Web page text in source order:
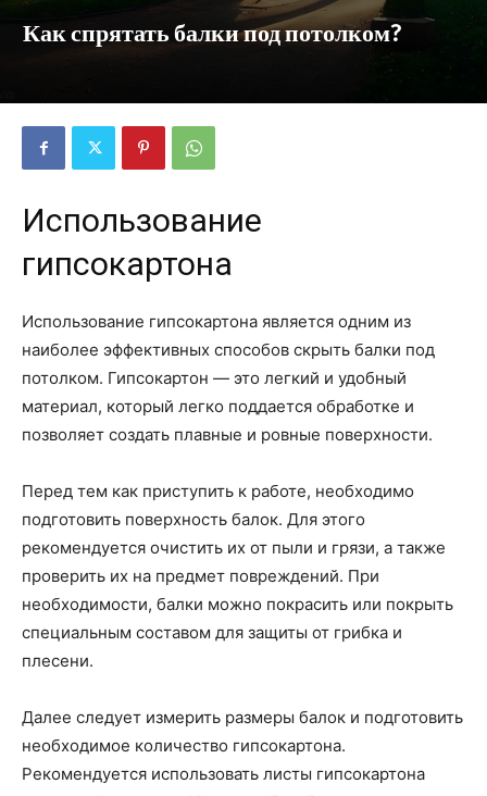
Как спрятать балки под потолком?
Использование
гипсокартона
Использование гипсокартона является одним из
наиболее эффективных способов скрыть балки под
потолком. Гипсокартон — это легкий и удобный
материал, который легко поддается обработке и
позволяет создать плавные и ровные поверхности.
Перед тем как приступить к работе, необходимо
подготовить поверхность балок. Для этого
рекомендуется очистить их от пыли и грязи, а также
проверить их на предмет повреждений. При
необходимости, балки можно покрасить или покрыть
специальным составом для защиты от грибка и
плесени.
Далее следует измерить размеры балок и подготовить
необходимое количество гипсокартона.
Рекомендуется использовать листы гипсокартона